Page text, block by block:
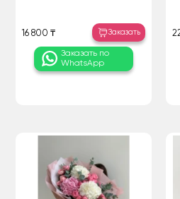
16 800 ₸ Заказать
Заказать по
WhatsApp